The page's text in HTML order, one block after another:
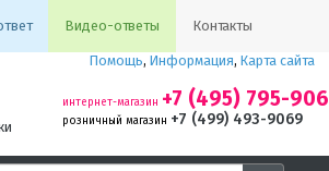
Видео-ответы Контакты
Помощь, Информация, Карта сайта
интернет-магазин +7 (495) 795-
розничный магазин +7 (499) 493-9069